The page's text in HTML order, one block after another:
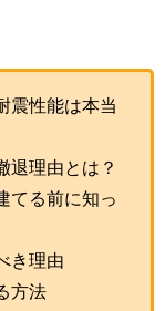
震性能は本当
退理由とは？
てる前に知っ
き理由
方法